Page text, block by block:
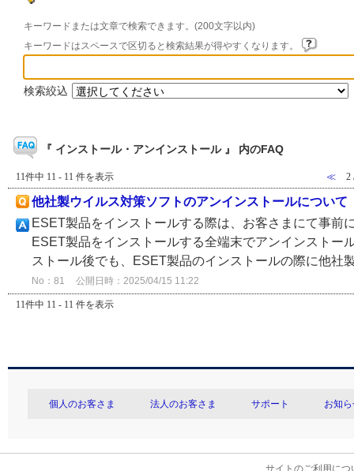
キーワードまたは文章で検索できます。(200文字以内)
キーワードはスペースで区切ると検索結果が得やすくなります。
検索絞込
『 インストール・アンインストール 』 内のFAQ
11件中 11 - 11 件を表示 ≪ 2
他社製ウイルス対策ソフトのアンインストールについて
ESET製品をインストールする際は、お客さまにて事前
ESET製品をインストールする全端末でアンインストー
ストール後でも、ESET製品のインストールの際に他社
No：81 公開日時：2025/04/15 11:22
11件中 11 - 11 件を表示
個人のお客さま 法人のお客さま サポート お知
サイトのご利用につ